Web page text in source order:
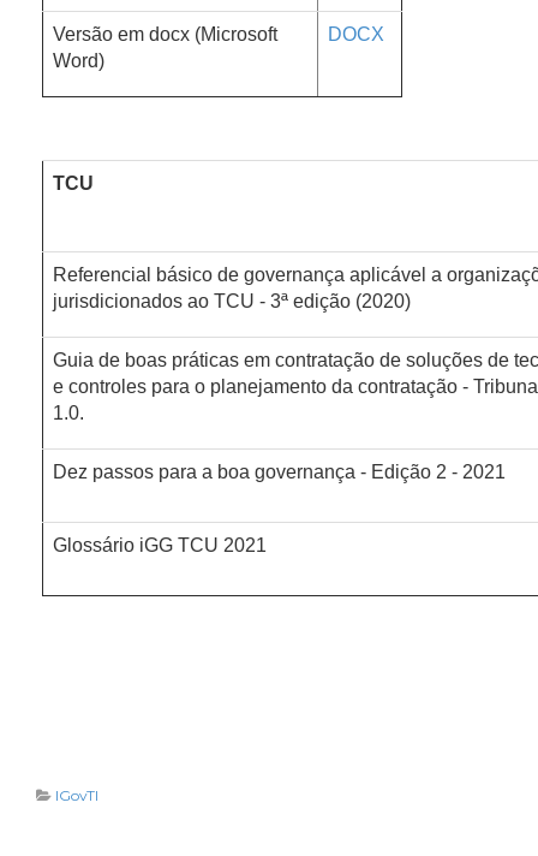
Versão em docx (Microsoft
Word)
DOCX
TCU
Referencial básico de governança aplicável a
jurisdicionados ao TCU - 3ª edição (2020)
Guia de boas práticas em contratação de soluções de
e controles para o planejamento da contratação -
1.0.
Dez passos para a boa governança - Edição 2 - 2021
Glossário iGG TCU 2021
IGovTI